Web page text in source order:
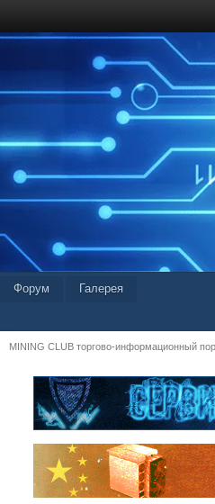
Форум Галерея
MINING CLUB торгово-информационный